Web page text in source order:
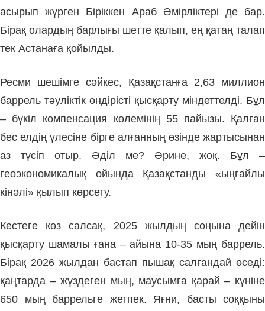
асырып жүрген Біріккен Араб Әмірліктері де бар.
Бірақ олардың барлығы шетте қалып, ең қатаң талап
тек Астанаға қойылды.
Ресми шешімге сәйкес, Қазақстанға 2,63 миллион
баррель тәуліктік өндірісті қысқарту міндеттелді. Бұл
– бүкіл компенсация көлемінің 55 пайызы. Қалған
бес елдің үлесіне бірге алғанның өзінде жартысынан
аз түсіп отыр. Әділ ме? Әрине, жоқ. Бұл –
геоэкономикалық ойында Қазақстанды «ыңғайлы
кінәлі» қылып көрсету.
Кестеге көз салсақ, 2025 жылдың соңына дейін
қысқарту шамалы ғана – айына 10-35 мың баррель.
Бірақ 2026 жылдан бастап пышақ салғандай өседі:
қаңтарда – жүздеген мың, маусымға қарай – күніне
650 мың баррельге жетпек. Яғни, басты соққыны